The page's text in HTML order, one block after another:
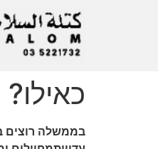
כאילו?
בממשלה רוצים